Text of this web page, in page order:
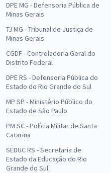
DPE MG - Defensoria Pública de
Minas Gerais
TJ MG - Tribunal de Justiça de
Minas Gerais
CGDF - Controladoria Geral do
Distrito Federal
DPE RS - Defensoria Pública do
Estado do Rio Grande do Sul
MP SP - Ministério Público do
Estado de São Paulo
PM SC - Polícia Militar de Santa
Catarina
SEDUC RS - Secretaria de
Estado da Educação do Rio
Grande do Sul